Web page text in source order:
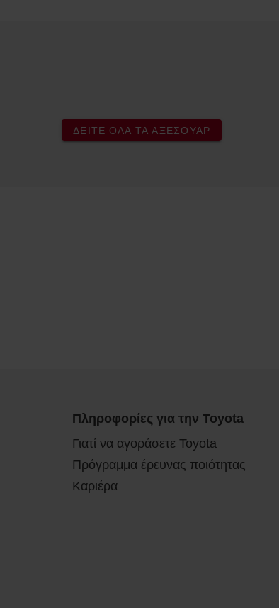
ΔΕΊΤΕ ΌΛΑ ΤΑ ΑΞΕΣΟΥΆΡ
Πληροφορίες για την Toyota
Γιατί να αγοράσετε Toyota
Πρόγραμμα έρευνας ποιότητας
Καριέρα